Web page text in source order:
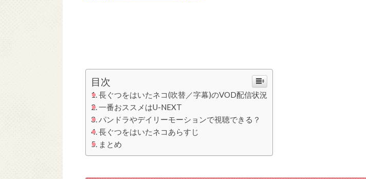
目次
長ぐつをはいたネコ(吹替／字幕)のVOD配信状況
一番おススメはU-NEXT
パンドラやデイリーモーションで視聴できる？
長ぐつをはいたネコあらすじ
まとめ